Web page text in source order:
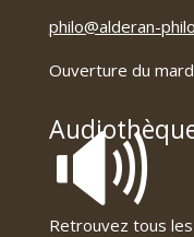
philo@alderan-
Ouverture du
🔊
Retrouvez tous